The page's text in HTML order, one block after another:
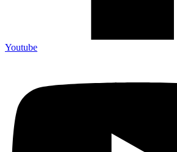
Youtube